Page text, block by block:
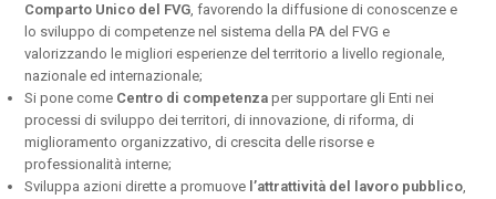
Comparto Unico del FVG, favorendo la diffusione di conoscenze e
lo sviluppo di competenze nel sistema della PA del FVG e
valorizzando le migliori esperienze del territorio a livello regionale,
nazionale ed internazionale;
Si pone come Centro di competenza per supportare gli Enti nei
processi di sviluppo dei territori, di innovazione, di riforma, di
miglioramento organizzativo, di crescita delle risorse e
professionalità interne;
Sviluppa azioni dirette a promuove l’attrattività del lavoro pubblico,